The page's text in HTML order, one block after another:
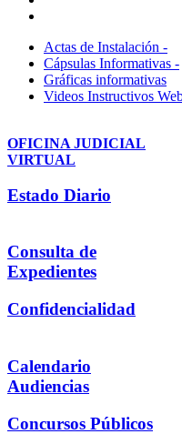
Actas de Instalación -
Cápsulas Informativas -
Gráficas informativas
Videos Instructivos
OFICINA JUDICIAL
VIRTUAL
Estado Diario
Consulta de
Expedientes
Confidencialidad
Calendario
Audiencias
Concursos Públicos